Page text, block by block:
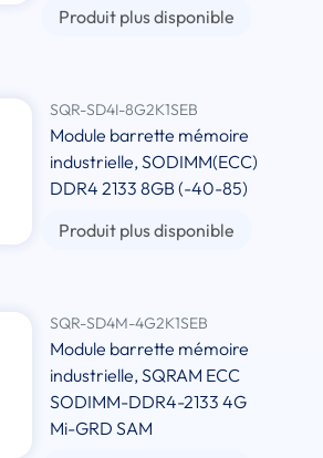
Produit plus disponible
SQR-SD4I-8G2K1SEB
Module barrette mémoire
industrielle, SODIMM(ECC)
DDR4 2133 8GB (-40-85)
Produit plus disponible
SQR-SD4M-4G2K1SEB
Module barrette mémoire
industrielle, SQRAM ECC
SODIMM-DDR4-2133 4G
Mi-GRD SAM